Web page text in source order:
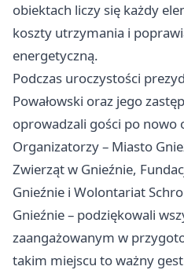
obiektach liczy się każdy
koszty utrzymania i
energetyczną.
Podczas uroczystości
Powałowski oraz jego
oprowadzali gości po nowo
Organizatorzy – Miasto
Zwierząt w Gnieźnie,
Gnieźnie i Wolontariat
Gnieźnie – podziękowali
zaangażowanym w
takim miejscu to ważny